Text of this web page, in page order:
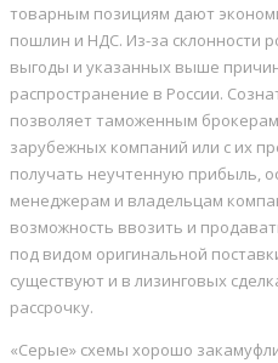
товарным позициям дают
пошлин и НДС. Из-за склонности
выгоды и указанных выше
распространение в России.
позволяет таможенным
зарубежных компаний или с их
получать неучтенную прибыль,
менеджерам и владельцам
возможность ввозить и
под видом оригинальной
существуют и в лизинговых
рассрочку.
«Серые» схемы хорошо